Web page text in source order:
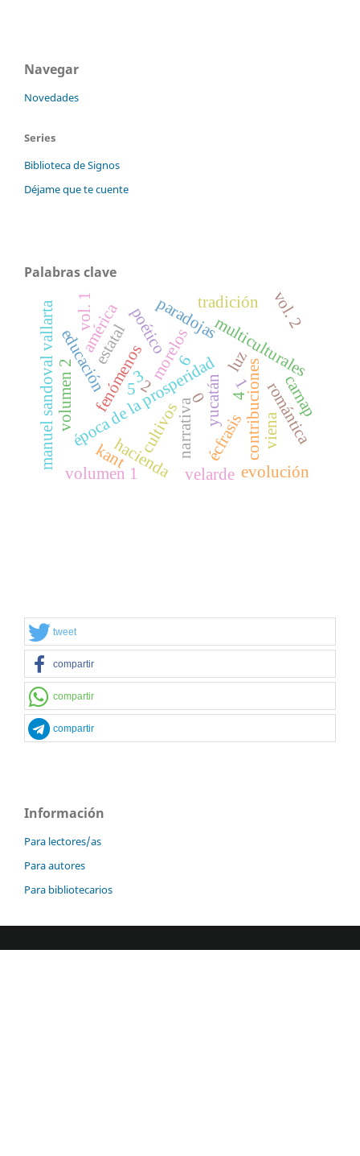
Navegar
Novedades
Series
Biblioteca de Signos
Déjame que te cuente
Palabras clave
écfrasis
cultivos
0yucatán
morelos
época de la prosperidad
estatal
hacienda contribuciones
multiculturales
poético
fenómenos
educación
romántica
paradojas
américa
manuel sandoval vallarta 1
narrativa
volumen 1
2
velarde evolución
vol. 1
3
tradición
4
viena
vol. 2
volumen 2 carnap
kant
luz
5
6
tweet
compartir
compartir
compartir
Información
Para lectores/as
Para autores
Para bibliotecarios